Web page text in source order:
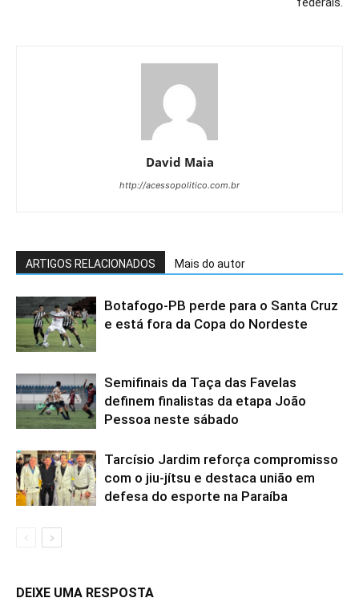
David Maia
http://acessopolitico.com.br
ARTIGOS RELACIONADOS Mais do autor
Botafogo-PB perde para o Santa Cruz
e está fora da Copa do Nordeste
Semifinais da Taça das Favelas
definem finalistas da etapa João
Pessoa neste sábado
Tarcísio Jardim reforça compromisso
com o jiu-jítsu e destaca união em
defesa do esporte na Paraíba
DEIXE UMA RESPOSTA